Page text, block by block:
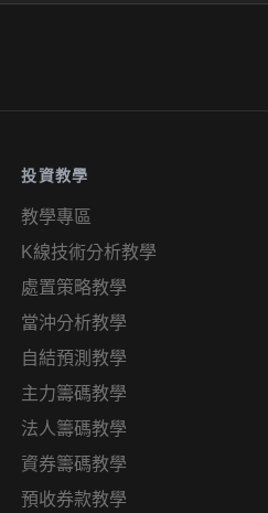
投資教學
教學專區
K線技術分析教學
處置策略教學
當沖分析教學
自結預測教學
主力籌碼教學
法人籌碼教學
資券籌碼教學
預收券款教學